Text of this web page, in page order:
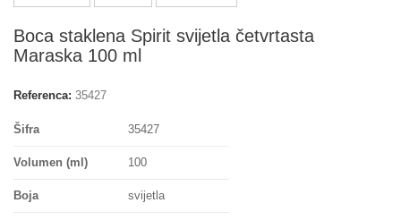
Boca staklena Spirit svijetla četvrtasta
Maraska 100 ml
Referenca: 35427
Šifra 35427
Volumen (ml) 100
Boja svijetla